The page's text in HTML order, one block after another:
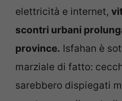
elettricità e internet,
scontri urbani
province. Isfahan è
marziale di fatto:
sarebbero dispiegati